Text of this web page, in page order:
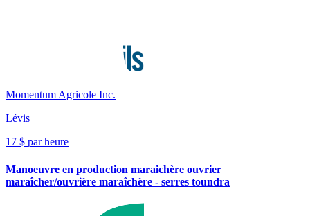
Momentum Agricole Inc.
Lévis
17 $ par heure
Manoeuvre en production maraichère ouvrier
maraîcher/ouvrière maraîchère - serres toundra